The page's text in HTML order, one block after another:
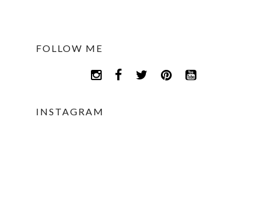
FOLLOW ME
INSTAGRAM